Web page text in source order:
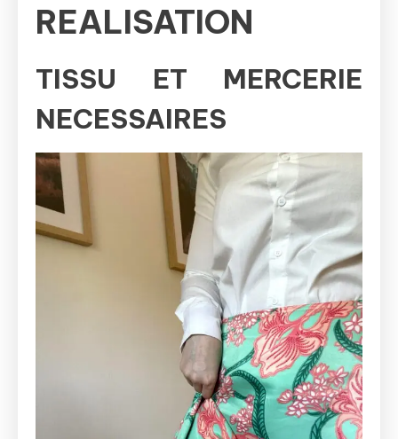
REALISATION
TISSU ET MERCERIE
NECESSAIRES